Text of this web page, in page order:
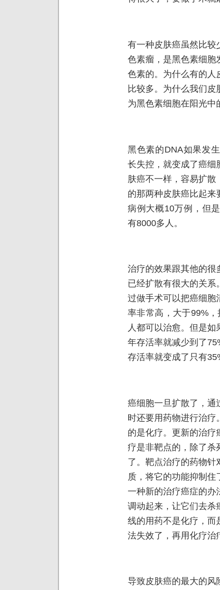
有一种皮肤癌虽然比较
色素瘤，是黑色素细胞
色素的。为什么有的人
比较多。为什么我们
为黑色素细胞在阳光
黑色素的DNA如果发
长失控，就变成了癌细
肤癌不一样，容易扩
的那两种皮肤癌比起
病例大概10万例，但
有8000多人。
治疗的效果跟其他的很
已经扩散有很大的关
过做手术可以把癌细胞
率非常高，大于99%
人都可以治愈。但是
年存活率就减少到了
存活率就变成了只有
癌细胞一旦扩散了，通
时还要用药物进行治
的是化疗。更新的治
疗是非靶点的，除了杀
了。靶点治疗的药物
质，将它的功能抑制
一种新的治疗癌症的办
调动起来，让它们去杀
线的用药不是化疗，而
法失效了，再用化疗治
导致皮肤癌的最大的风